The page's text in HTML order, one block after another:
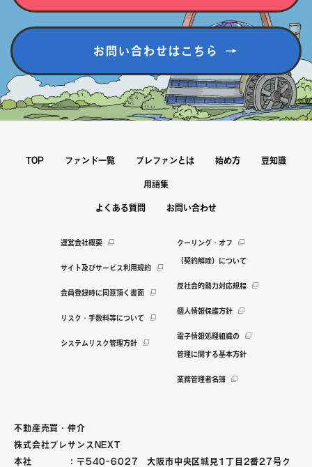
お問い合わせはこちら
TOP ファンド一覧 プレファンとは 始め方 豆知識
用語集
よくある質問 お問い合わせ
運営会社概要
サイト及びサービス利用規約
会員登録時に同意頂く書面
リスク・手数料等について
システムリスク管理方針
クーリング・オフ
（契約解除）について
反社会的勢力対応規程
個人情報保護方針
電子情報処理組織の
管理に関する基本方針
業務管理者名簿
不動産売買・仲介
株式会社プレサンスNEXT
本社 ：〒540-6027 大阪市中央区城見1丁目2番27号ク